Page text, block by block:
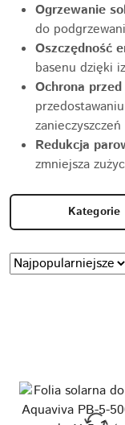
Ogrzewanie
do
Oszczędność
basenu dzięki
Ochrona
Redukcja
zmniejsza
Kategorie
Zastosowano
sortowanie:
Sortuj
według